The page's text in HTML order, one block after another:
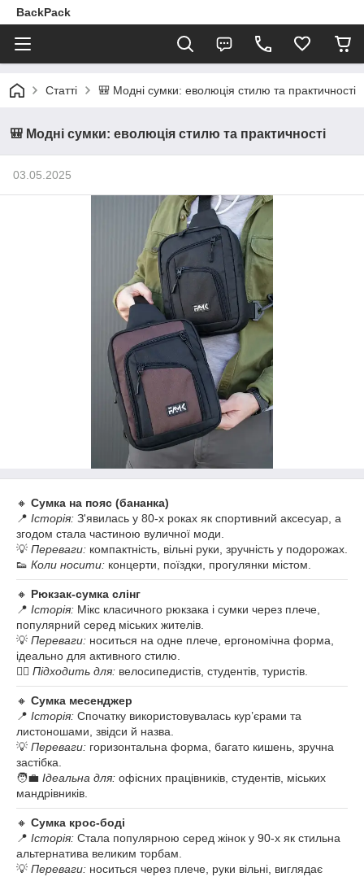
BackPack
Статті 🎒 Модні сумки: еволюція стилю та практичності
🎒 Модні сумки: еволюція стилю та практичності
03.05.2025
🔸 Сумка на пояс (бананка)
📍 Історія: З'явилась у 80-х роках як спортивний аксесуар, а
згодом стала частиною вуличної моди.
💡 Переваги: компактність, вільні руки, зручність у подорожах.
👟 Коли носити: концерти, поїздки, прогулянки містом.
🔸 Рюкзак-сумка слінг
📍 Історія: Мікс класичного рюкзака і сумки через плече,
популярний серед міських жителів.
💡 Переваги: носиться на одне плече, ергономічна форма,
ідеально для активного стилю.
🚴‍♂️ Підходить для: велосипедистів, студентів, туристів.
🔸 Сумка месенджер
📍 Історія: Спочатку використовувалась кур’єрами та
листоношами, звідси й назва.
💡 Переваги: горизонтальна форма, багато кишень, зручна
застібка.
🧑‍💼 Ідеальна для: офісних працівників, студентів, міських
мандрівників.
🔸 Сумка крос-боді
📍 Історія: Стала популярною серед жінок у 90-х як стильна
альтернатива великим торбам.
💡 Переваги: носиться через плече, руки вільні, виглядає